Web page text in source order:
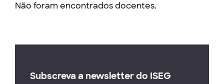
Não foram encontrados docentes.
Subscreva a newsletter do ISEG